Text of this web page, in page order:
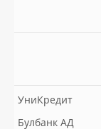
УниКредит
Булбанк АД